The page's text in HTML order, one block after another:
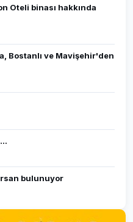
Oteli binası hakkında
Bostanlı ve Mavişehir'den
bulunuyor